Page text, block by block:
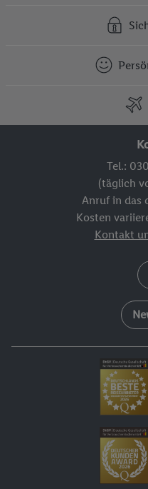
Tel.:
(täglich
Anruf in das
Kosten
Kontakt